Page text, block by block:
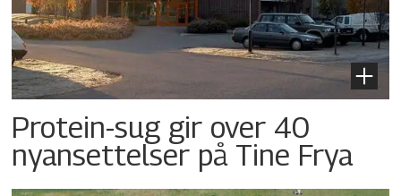
Protein-sug gir over 40
nyansettelser på Tine Frya